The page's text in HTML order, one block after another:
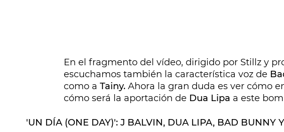
En el fragmento del vídeo, dirigido por Stillz y
escuchamos también la característica voz de
como a Tainy. Ahora la gran duda es ver cómo
cómo será la aportación de Dua Lipa a este
'UN DÍA (ONE DAY)': J BALVIN, DUA LIPA, BAD BUNNY